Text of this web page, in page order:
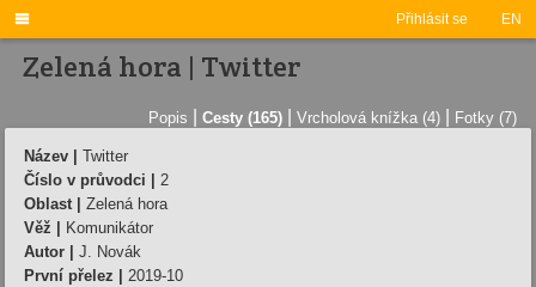
Přihlásit se EN

Zelená hora | Twitter
Popis Cesty (165) Vrcholová knížka (4) Fotky (7)
Název |
Twitter
Číslo v průvodci |
2
Oblast |
Zelená hora
Věž |
Komunikátor
Autor |
J. Novák
První přelez |
2019-10